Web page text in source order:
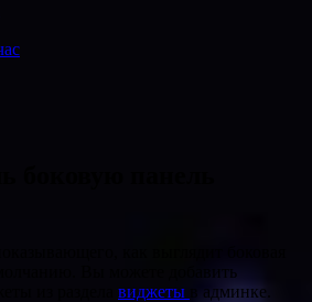
Вы можете добавить
виджеты
в админке.